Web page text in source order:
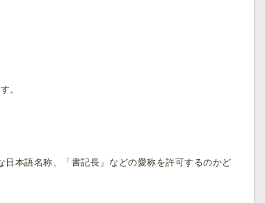
。
本語名称、「書記長」などの愛称を許可するのかど